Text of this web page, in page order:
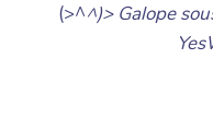
(>^^)> Galope